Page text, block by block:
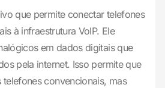
que permite conectar telefones
à infraestrutura VoIP. Ele
em dados digitais que
pela internet. Isso permite que
telefones convencionais, mas